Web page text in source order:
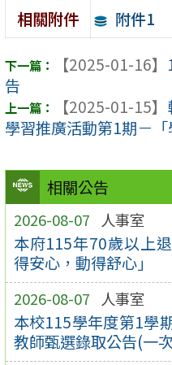
相關公告
2026-08-07 人事室
本府115年70歲以上
得安心，動得舒心」
2026-08-07 人事室
本校115學年度第1學
教師甄選錄取公告(一
相關附件 附件1
【2025-01-16】
告
【2025-01-15】
學習推廣活動第1期－